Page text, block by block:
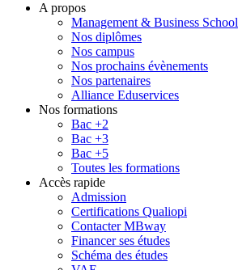
A propos
Management & Business School
Nos diplômes
Nos campus
Nos prochains évènements
Nos partenaires
Alliance Eduservices
Nos formations
Bac +2
Bac +3
Bac +5
Toutes les formations
Accès rapide
Admission
Certifications Qualiopi
Contacter MBway
Financer ses études
Schéma des études